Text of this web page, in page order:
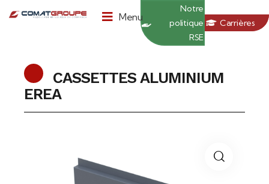
Menu
Notre
politique
RSE
Carrières
CASSETTES ALUMINIUM
EREA